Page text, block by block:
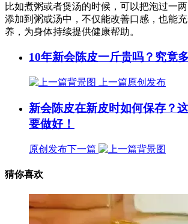
比如煮粥或者煲汤的时候，可以把泡过一
添加到粥或汤中，不仅能改善口感，也能
养，为身体持续提供健康帮助。
10年新会陈皮一斤贵吗？究竟
上一篇原创发布
新会陈皮在新皮时如何保存？
要做好！
原创发布下一篇
猜你喜欢